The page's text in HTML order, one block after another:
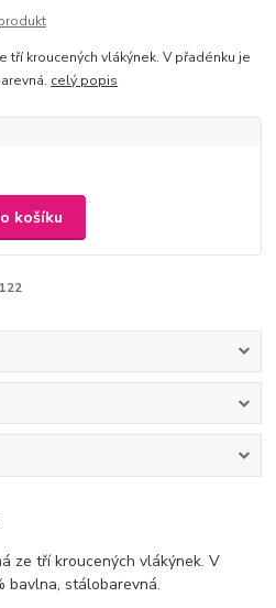
tří kroucených vlákýnek. V přadénku je
celý popis
košíku
ze tří kroucených vlákýnek. V
bavlna, stálobarevná.